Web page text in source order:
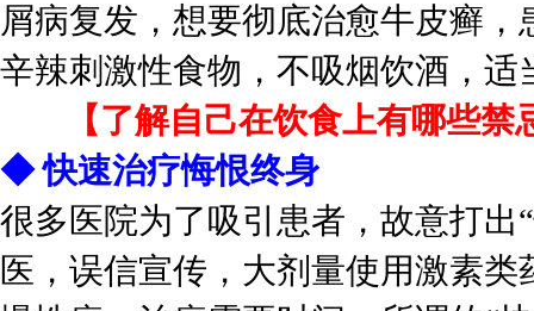
屑病复发，想要彻底治愈牛皮癣
辛辣刺激性食物，不吸烟饮酒，适
【了解自己在饮食上有哪些
◆ 快速治疗悔恨终身
很多医院为了吸引患者，故意打
医，误信宣传，大剂量使用激素